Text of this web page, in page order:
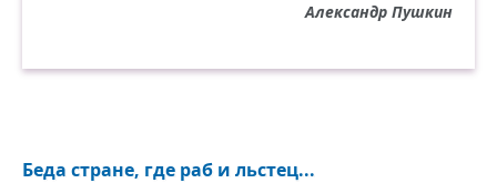
Александр Пушкин
Беда стране, где раб и льстец...